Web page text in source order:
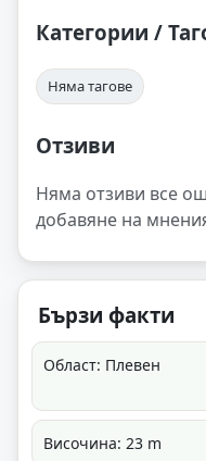
Категории /
Няма тагове
Отзиви
Няма отзиви все
добавяне на
Бързи факти
Област: Плевен
Височина: 23 m